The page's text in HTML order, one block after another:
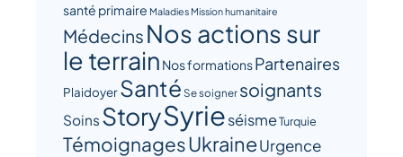
santé primaire Maladies Mission humanitaire
Médecins Nos actions sur
le terrain Nos formationsPartenaires
PlaidoyerSanté Se soigner soignants
Soins StorySyrieséismeTurquie
TémoignagesUkraineUrgence